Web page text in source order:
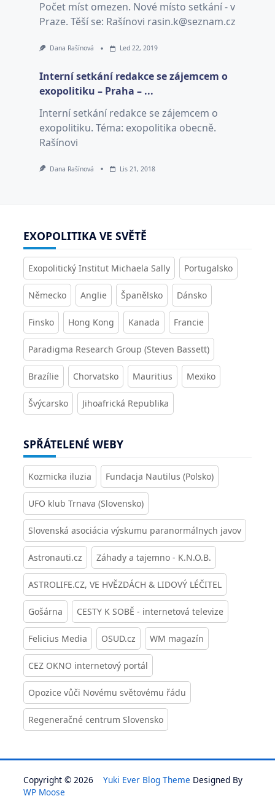
Počet míst omezen. Nové místo setkání - v
Praze. Těší se: Rašínovi rasin.k@seznam.cz
Dana Rašínová Led 22, 2019
Interní setkání redakce se zájemcem o
exopolitiku – Praha – ...
Interní setkání redakce se zájemcem o
exopolitiku. Téma: exopolitika obecně.
Rašínovi
Dana Rašínová Lis 21, 2018
EXOPOLITIKA VE SVĚTĚ
Exopolitický Institut Michaela Sally Portugalsko
Německo Anglie Španělsko Dánsko
Finsko Hong Kong Kanada Francie
Paradigma Research Group (Steven Bassett)
Brazílie Chorvatsko Mauritius Mexiko
Švýcarsko Jihoafrická Republika
SPŘÁTELENÉ WEBY
Kozmicka iluzia Fundacja Nautilus (Polsko)
UFO klub Trnava (Slovensko)
Slovenská asociácia výskumu paranormálnych javov
Astronauti.cz Záhady a tajemno - K.N.O.B.
ASTROLIFE.CZ, VE HVĚZDÁCH & LIDOVÝ LÉČITEL
Gošárna CESTY K SOBĚ - internetová televize
Felicius Media OSUD.cz WM magazín
CEZ OKNO internetový portál
Opozice vůči Novému světovému řádu
Regeneračné centrum Slovensko
Copyright © 2026 Yuki Ever Blog Theme Designed By
WP Moose